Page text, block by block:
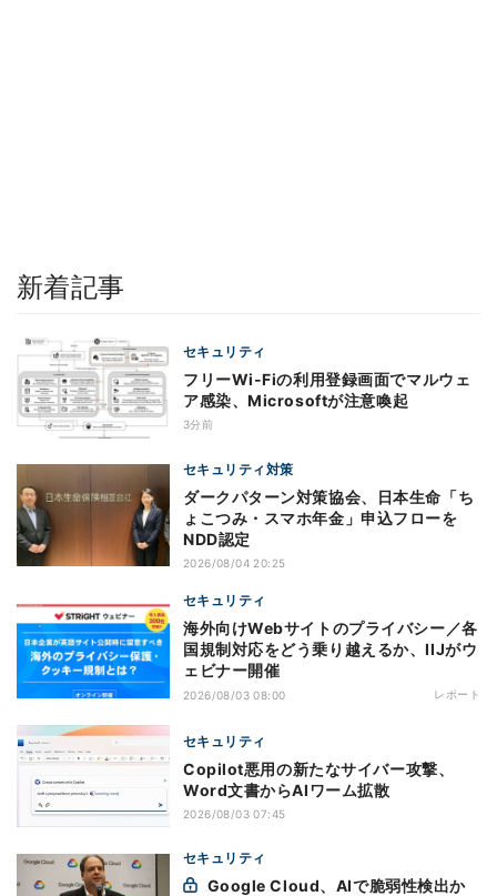
新着記事
セキュリティ
フリーWi-Fiの利用登録画面でマルウェ
ア感染、Microsoftが注意喚起
3分前
セキュリティ対策
ダークパターン対策協会、日本生命「ち
ょこつみ・スマホ年金」申込フローを
NDD認定
2026/08/04 20:25
セキュリティ
海外向けWebサイトのプライバシー／各
国規制対応をどう乗り越えるか、IIJがウ
ェビナー開催
2026/08/03 08:00 レポート
セキュリティ
Copilot悪用の新たなサイバー攻撃、
Word文書からAIワーム拡散
2026/08/03 07:45
セキュリティ